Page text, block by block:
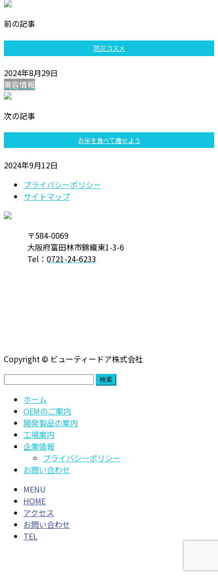
前の記事
防災コスメ
2024年8月29日
美容情報
次の記事
お米を食べて痩せよう
2024年9月12日
プライバシーポリシー
サイトマップ
〒584-0069
大阪府富田林市錦織東1-3-6
Tel： 0721-24-6233
Copyright © ビューティードア株式会社
検
ホーム
OEMのご案内
開発製品の案内
工場案内
企業情報
プライバシーポリシー
お問い合わせ
MENU
HOME
アクセス
お問い合わせ
TEL